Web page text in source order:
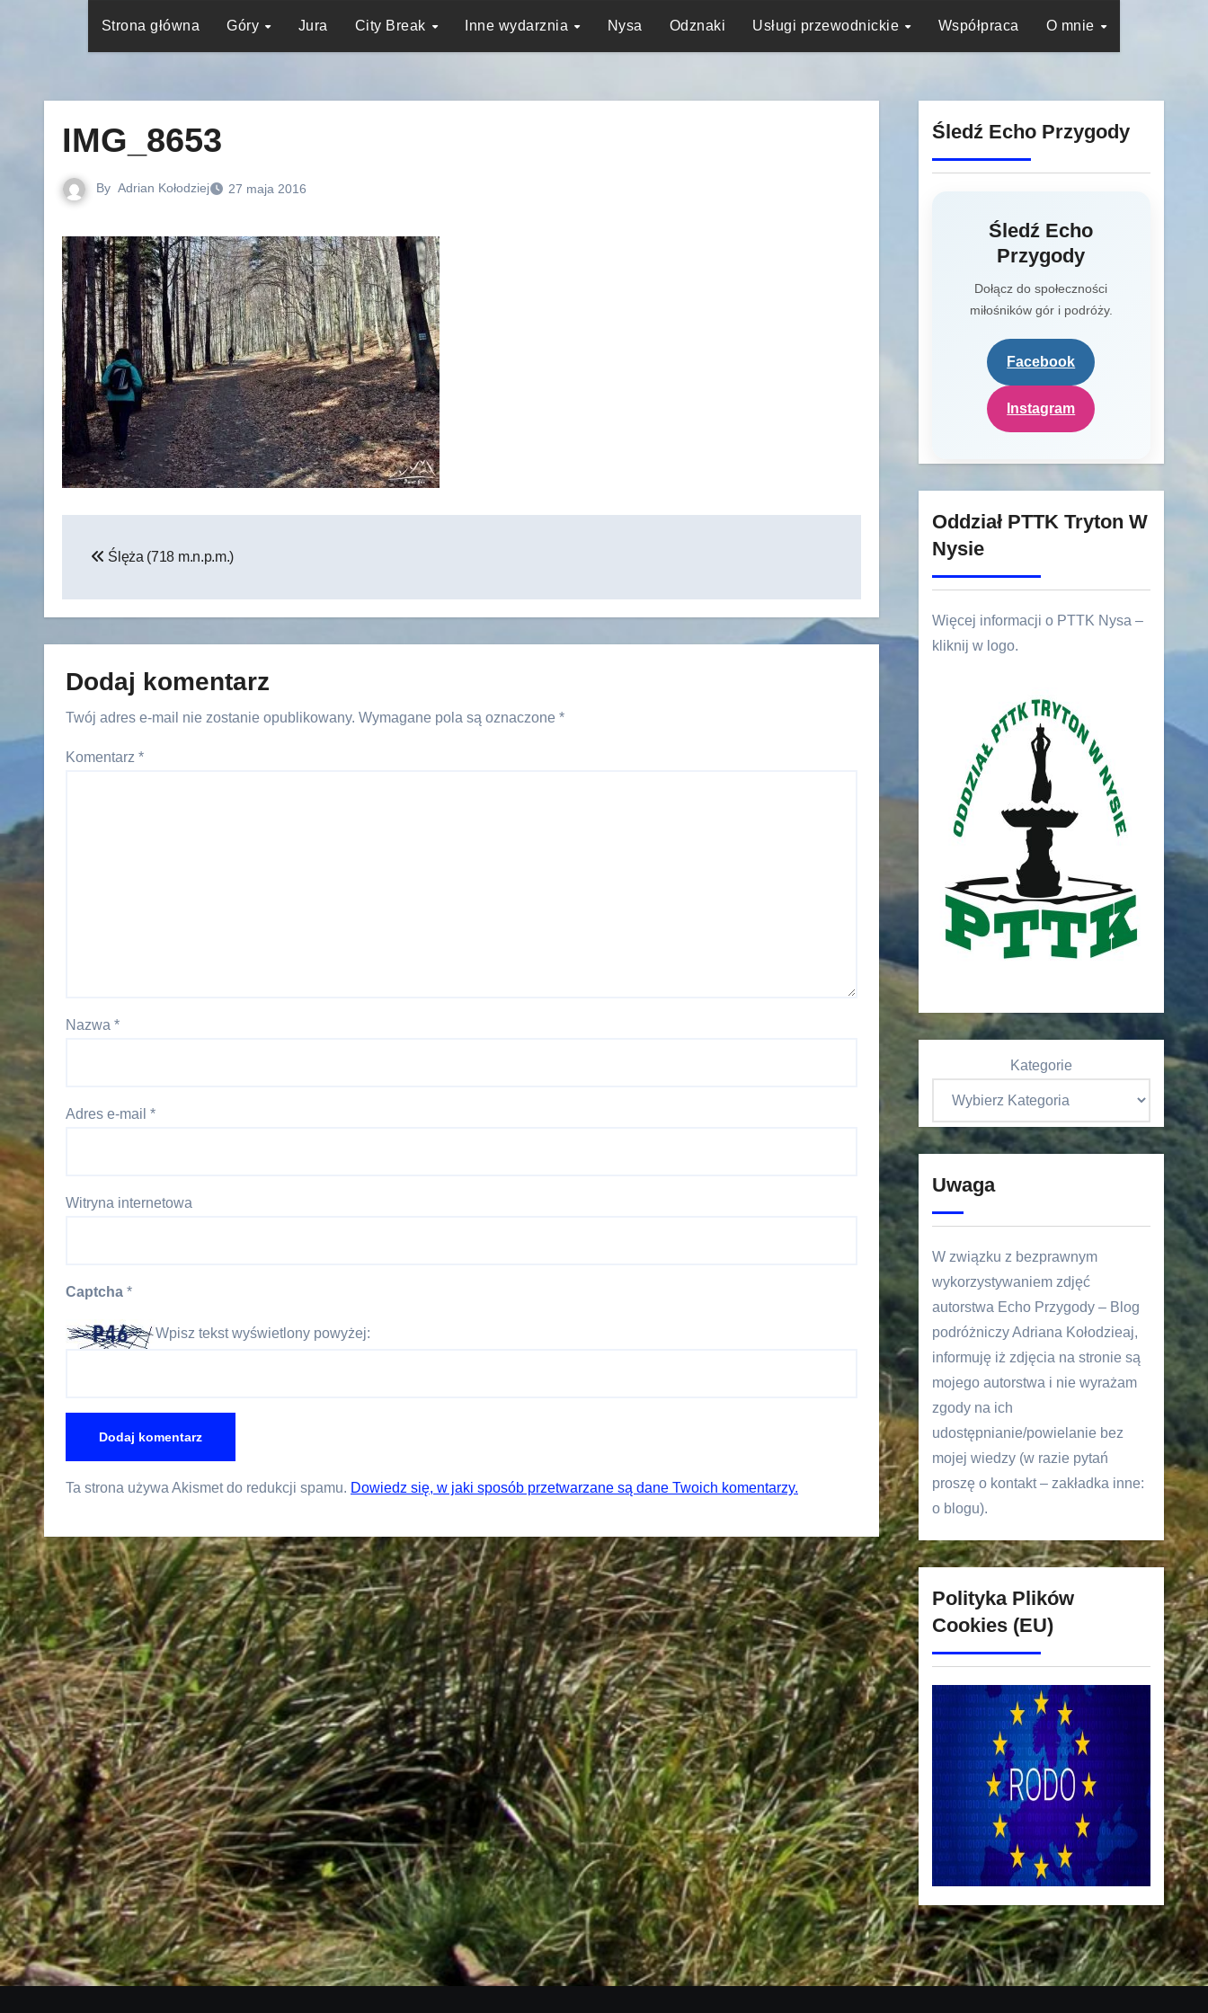
Strona główna Góry Jura City Break Inne wydarznia Nysa Odznaki Usługi przewodnickie Współpraca O mnie
IMG_8653
By Adrian Kołodziej 27 maja 2016
wpisuŚlęża (718 m.n.p.m.)
Dodaj komentarz
Twój adres e-mail nie zostanie opublikowany. Wymagane pola są oznaczone *
Komentarz *
Nazwa *
Adres e-mail *
Witryna internetowa
Captcha *
Wpisz tekst wyświetlony powyżej:
Ta strona używa Akismet do redukcji spamu. Dowiedz się, w jaki sposób przetwarzane są dane Twoich komentarzy.
Śledź Echo Przygody
Śledź Echo
Przygody
Dołącz do społeczności
miłośników gór i podróży.
Facebook
Instagram
Oddział PTTK Tryton W
Nysie
Więcej informacji o PTTK Nysa –
kliknij w logo.
Kategorie
Uwaga
W związku z bezprawnym
wykorzystywaniem zdjęć
autorstwa Echo Przygody – Blog
podróżniczy Adriana Kołodzieaj,
informuję iż zdjęcia na stronie są
mojego autorstwa i nie wyrażam
zgody na ich
udostępnianie/powielanie bez
mojej wiedzy (w razie pytań
proszę o kontakt – zakładka inne:
o blogu).
Polityka Plików
Cookies (EU)